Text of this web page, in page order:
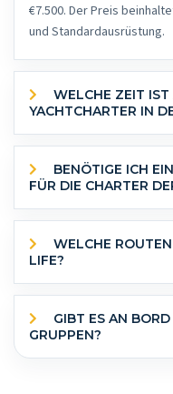
€7.500. Der Preis
und Standardausrüstung.
YACHTCHARTER IN
FÜR DIE CHARTER
LIFE?
GRUPPEN?